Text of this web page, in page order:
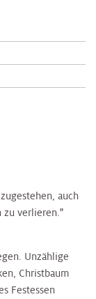
auch
zu verlieren."
Unzählige
Christbaum
Festessen